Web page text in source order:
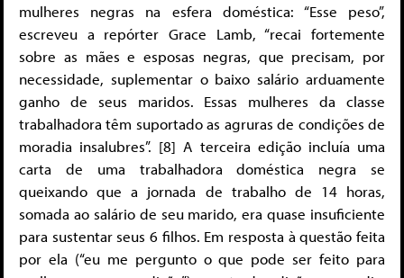
mulheres negras na esfera doméstica: “Esse peso”,
escreveu a repórter Grace Lamb, “recai fortemente
sobre as mães e esposas negras, que precisam, por
necessidade, suplementar o baixo salário arduamente
ganho de seus maridos. Essas mulheres da classe
trabalhadora têm suportado as agruras de condições de
moradia insalubres”. [8] A terceira edição incluía uma
carta de uma trabalhadora doméstica negra se
queixando que a jornada de trabalho de 14 horas,
somada ao salário de seu marido, era quase insuficiente
para sustentar seus 6 filhos. Em resposta à questão feita
por ela (“eu me pergunto o que pode ser feito para